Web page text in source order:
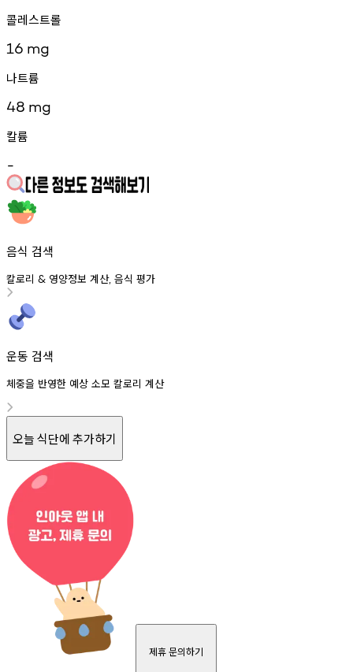
콜레스트롤
16 mg
나트륨
48 mg
칼륨
-
음식 검색
칼로리 & 영양정보 계산, 음식 평가
운동 검색
체중을 반영한 예상 소모 칼로리 계산
오늘 식단에 추가하기
제휴 문의하기